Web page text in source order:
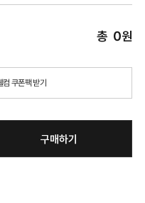
총 0원
쿠폰팩 받기
구매하기